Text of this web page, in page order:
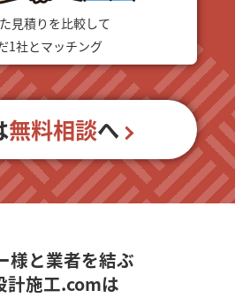
見積りを比較して
1社とマッチング
無料相談へ
様と業者を結ぶ
計施工.comは